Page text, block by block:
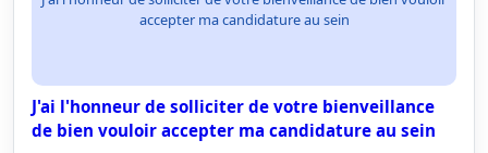
accepter ma candidature au sein
J'ai l'honneur de solliciter de votre bienveillance
de bien vouloir accepter ma candidature au sein